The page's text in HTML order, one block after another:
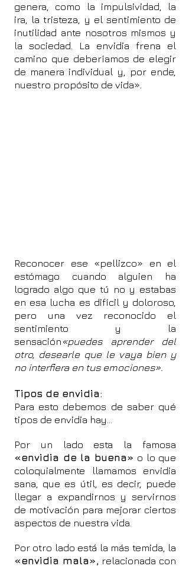
genera, como la impulsividad, la
ira, la tristeza, y el sentimiento de
inutilidad ante nosotros mismos y
la sociedad. La envidia frena el
camino que deberíamos de elegir
de manera individual y, por ende,
nuestro propósito de vida».
Reconocer ese «pellizco» en el
estómago cuando alguien ha
logrado algo que tú no y estabas
en esa lucha es difícil y doloroso,
pero una vez reconocido el
sentimiento y la
sensación«puedes aprender del
otro, desearle que le vaya bien y
no interfiera en tus emociones».
Tipos de envidia:
Para esto debemos de saber qué
tipos de envidia hay...
Por un lado esta la famosa
«envidia de la buena» o lo que
coloquialmente llamamos envidia
sana, que es útil, es decir, puede
llegar a expandirnos y servirnos
de motivación para mejorar ciertos
aspectos de nuestra vida.
Por otro lado está la más temida, la
«envidia mala», relacionada con